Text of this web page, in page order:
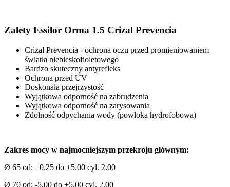
Zalety Essilor Orma 1.5 Crizal Prevencia
Crizal Prevencia - ochrona oczu przed promieniowaniem
światła niebieskofioletowego
Bardzo skuteczny antyrefleks
Ochrona przed UV
Doskonała przejrzystość
Wyjątkowa odporność na zabrudzenia
Wyjątkowa odporność na zarysowania
Zdolność odpychania wody (powłoka hydrofobowa)
Zakres mocy w najmocniejszym przekroju głównym:
Ø 65 od: +0.25 do +5.00 cyl. 2.00
Ø 70 od: -5.00 do +5.00 cyl. 2.00